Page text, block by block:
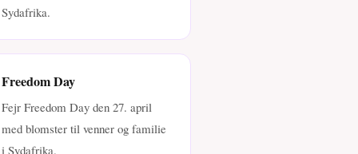
Sydafrika.
Freedom Day
Fejr Freedom Day den 27. april
med blomster til venner og familie
i Sydafrika.